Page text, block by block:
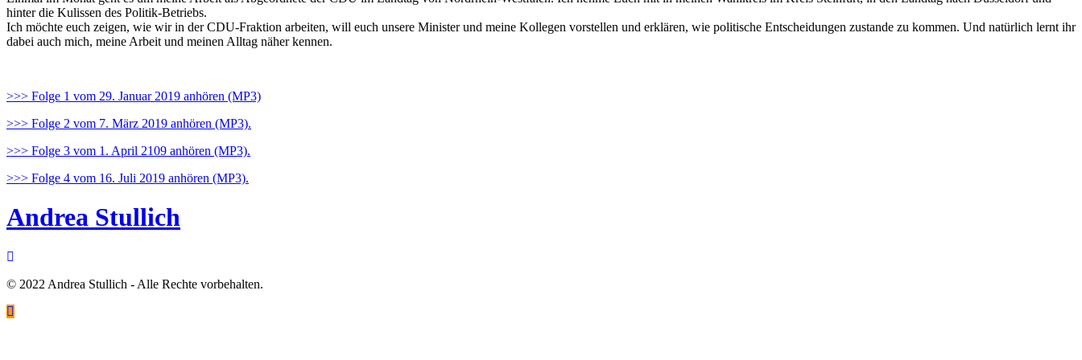
hinter die Kulissen des Politik-Betriebs.
Ich möchte euch zeigen, wie wir in der CDU-Fraktion arbeiten, will euch unsere Minister und meine Kollegen vorstellen und erklären, wie politische Entscheidungen zustande zu kommen. Und natürlich lernt ihr
dabei auch mich, meine Arbeit und meinen Alltag näher kennen.
>>> Folge 1 vom 29. Januar 2019 anhören (MP3)
>>> Folge 2 vom 7. März 2019 anhören (MP3).
>>> Folge 3 vom 1. April 2109 anhören (MP3).
>>> Folge 4 vom 16. Juli 2019 anhören (MP3).
Andrea Stullich
© 2022 Andrea Stullich - Alle Rechte vorbehalten.